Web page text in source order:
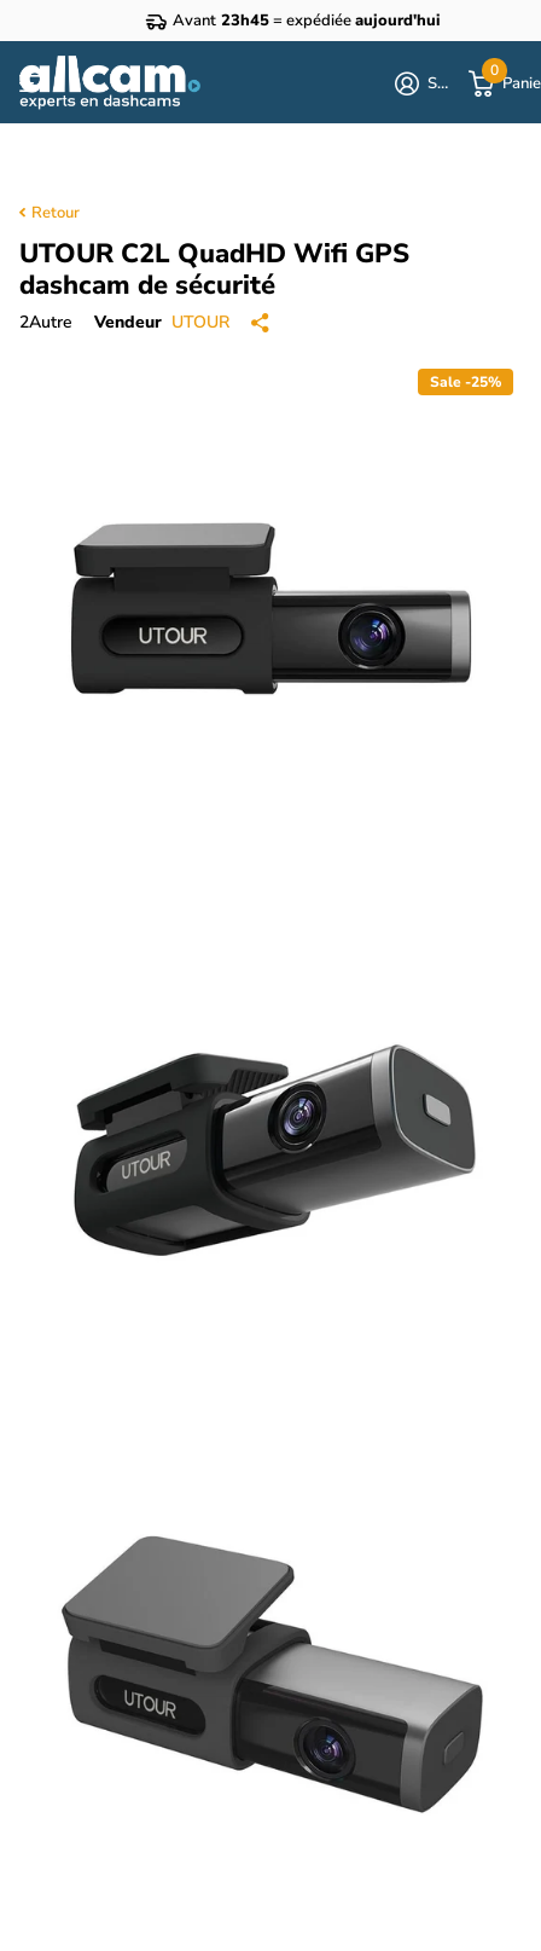
Avant 23h45= expédiéeaujourd'hui
S'identifier
0
Retour
UTOUR C2L QuadHD Wifi GPS
dashcam de sécurité
2Autre Vendeur UTOUR
Sale -25%